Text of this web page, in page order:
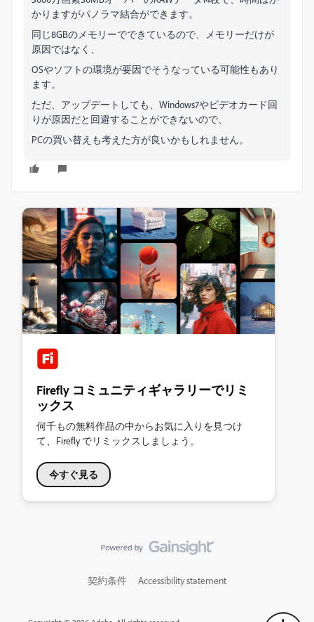
かりますがパノラマ結合ができます。
同じ8GBのメモリーでできているので、メモリーだけが
原因ではなく、
OSやソフトの環境が要因でそうなっている可能性もあり
ます。
ただ、アップデートしても、Windows7やビデオカード回
りが原因だと回避することができないので、
PCの買い替えも考えた方が良いかもしれません。
Firefly コミュニティギャラリーでリミ
ックス
何千もの無料作品の中からお気に入りを見つけ
て、Firefly でリミックスしましょう。
今すぐ見る
契約条件 Accessibility statement